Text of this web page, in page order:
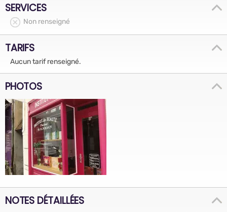
SERVICES
Non renseigné
TARIFS
Aucun tarif renseigné.
PHOTOS
NOTES DÉTAILLÉES